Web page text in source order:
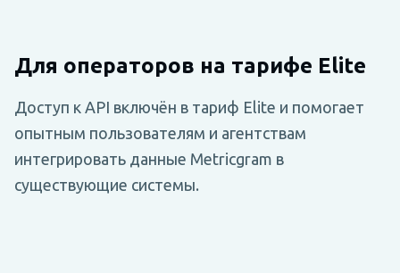
Для операторов на тарифе Elite
Доступ к API включён в тариф Elite и помогает
опытным пользователям и агентствам
интегрировать данные Metricgram в
существующие системы.